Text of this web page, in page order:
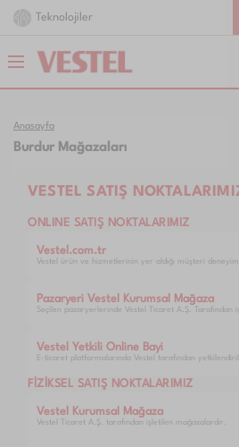
Teknolojiler
Anasayfa
Burdur Mağazaları
VESTEL SATIŞ
ONLINE SATIŞ NOKTALARIMIZ
Vestel.com.tr
Vestel ürün ve hizmetlerinin yer aldığı müşteri
Pazaryeri Vestel Kurumsal Mağaza
Seçilen pazaryerlerinde Vestel Ticaret A.Ş. Tarafından
Vestel Yetkili Online Bayi
E-ticaret platformalarında Vestel tarafından
FİZİKSEL SATIŞ NOKTALARIMIZ
Vestel Kurumsal Mağaza
Vestel Ticaret A.Ş. tarafından işletilen mağazalardır.